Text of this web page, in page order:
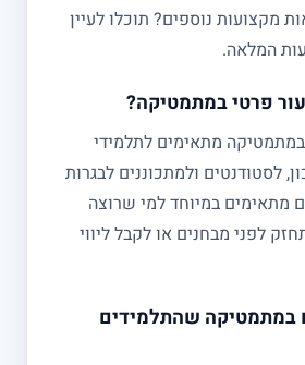
מקצועות נוספים? תוכלו לעיין
המלאה.
פרטי במתמטיקה?
מתאימים לתלמידי
לסטודנטים ולמתכוננים לבגרות
הם מתאימים במיוחד למי שרוצה
לפני מבחנים או לקבל ליווי
במתמטיקה שהתלמידים